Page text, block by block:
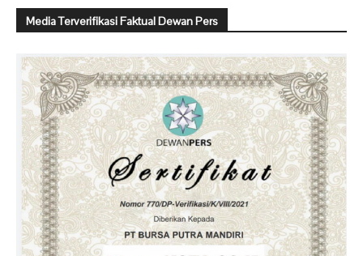
Media Terverifikasi Faktual Dewan Pers